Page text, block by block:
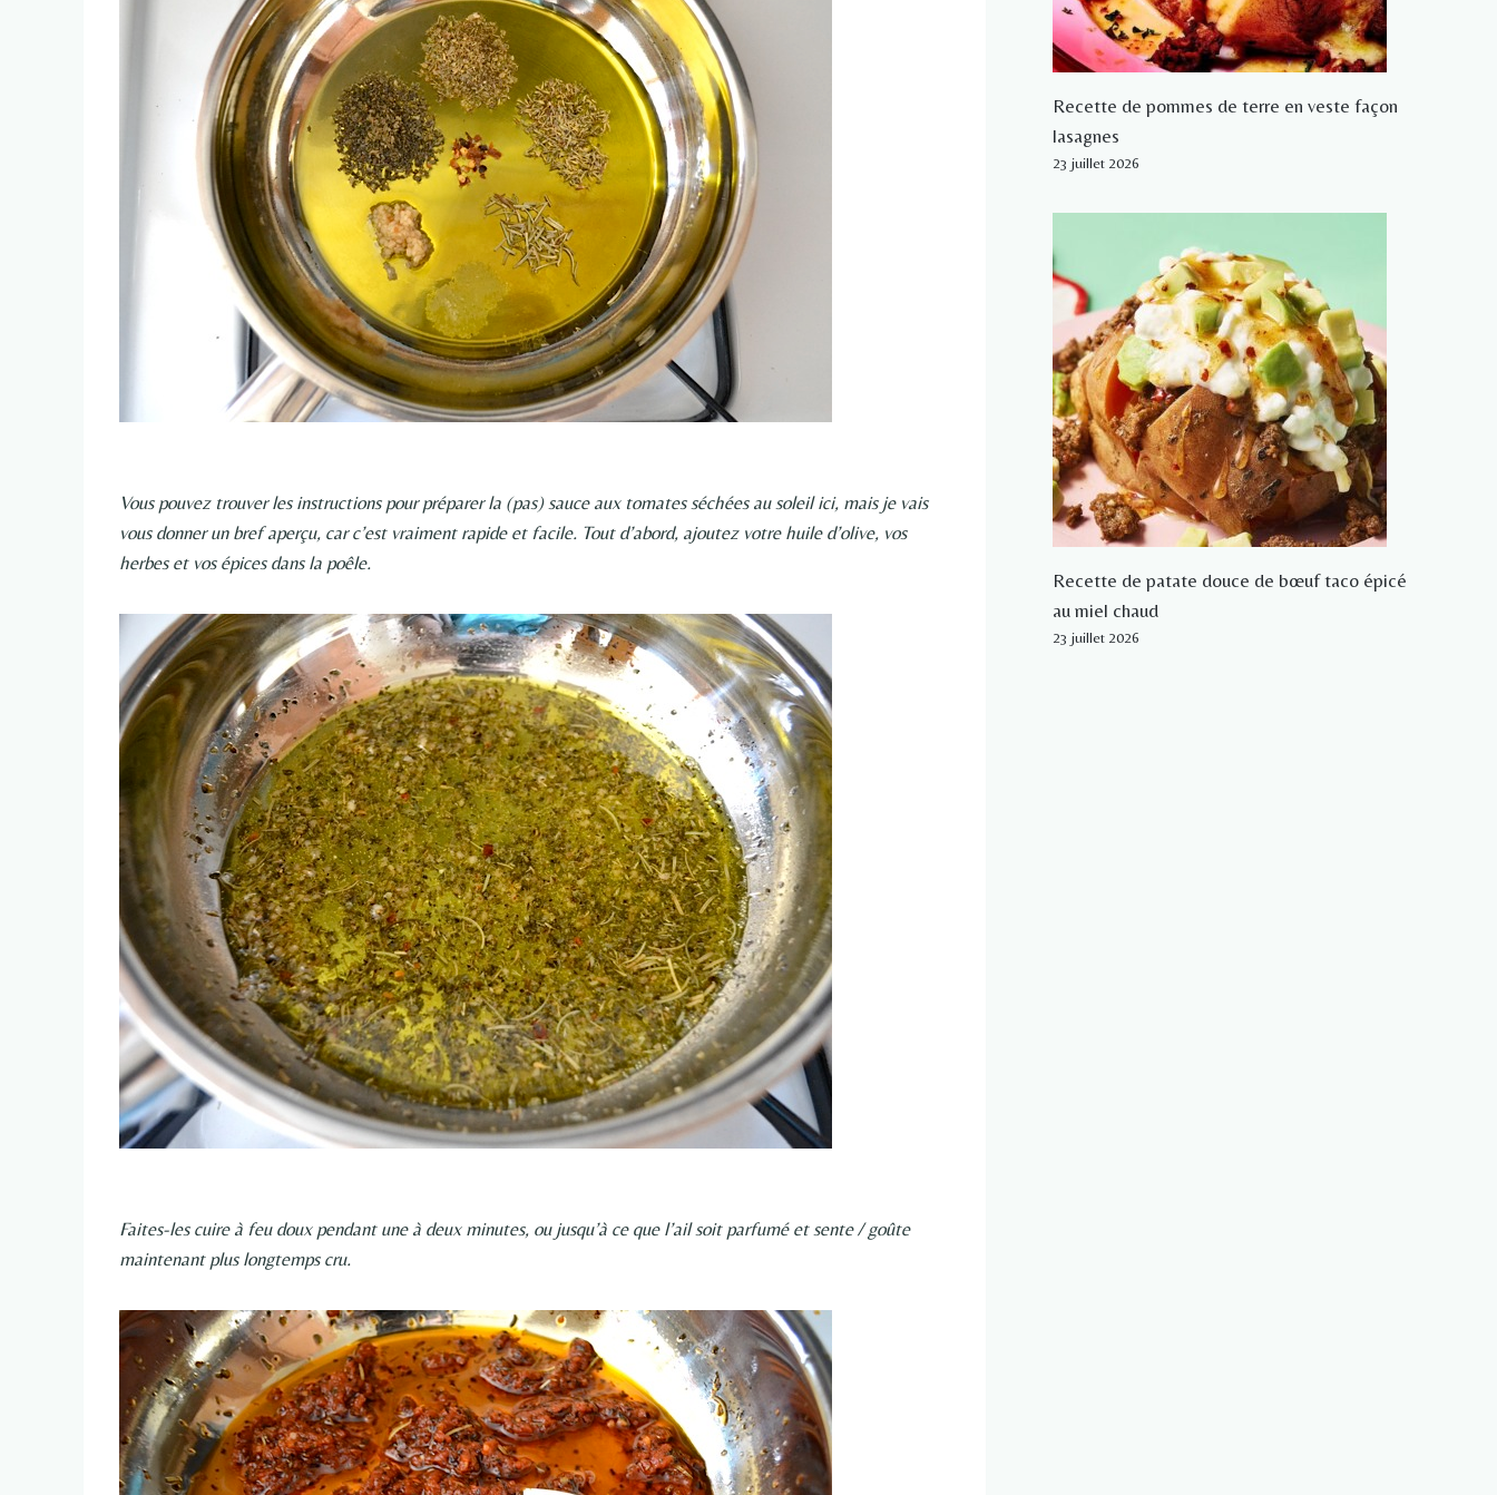
Vous pouvez trouver les instructions pour préparer la (pas) sauce aux tomates séchées au soleil ici, mais je vais
vous donner un bref aperçu, car c’est vraiment rapide et facile. Tout d’abord, ajoutez votre huile d’olive, vos
herbes et vos épices dans la poêle.
Faites-les cuire à feu doux pendant une à deux minutes, ou jusqu’à ce que l’ail soit parfumé et sente / goûte
maintenant plus longtemps cru.
Recette de pommes de terre en veste façon
lasagnes
23 juillet 2026
Recette de patate douce de bœuf taco épicé
au miel chaud
23 juillet 2026